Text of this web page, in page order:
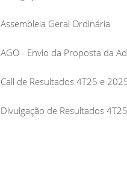
Assembleia Geral Ordinária
AGO - Envio da Proposta da
Call de Resultados 4T25 e
Divulgação de Resultados